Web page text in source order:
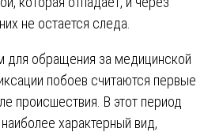
не остается следа.
для обращения за медицинской
побоев считаются первые
происшествия. В этот период
характерный вид,